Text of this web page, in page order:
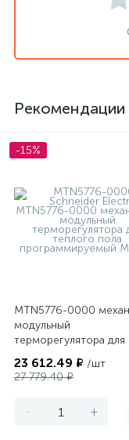
Рекомендации
-15%
MTN5776-0000
модульный
терморегулятора для
программируемый
23 612.49 ₽ /шт
27 779.40 ₽
- +